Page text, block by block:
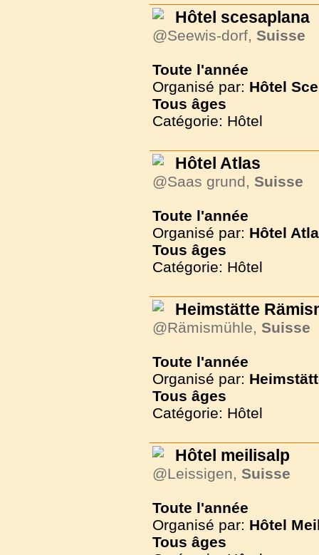
Hôtel scesaplana
@Seewis-dorf, Suisse
Toute l'année
Organisé par: Hôtel
Tous âges
Catégorie: Hôtel
Hôtel Atlas
@Saas grund, Suisse
Toute l'année
Organisé par: Hôtel
Tous âges
Catégorie: Hôtel
Heimstätte
@Rämismühle, Suisse
Toute l'année
Organisé par:
Tous âges
Catégorie: Hôtel
Hôtel meilisalp
@Leissigen, Suisse
Toute l'année
Organisé par: Hôtel
Tous âges